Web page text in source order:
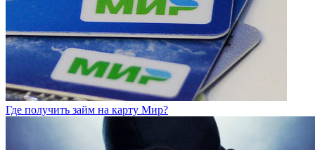
Где получить займ на карту Мир?